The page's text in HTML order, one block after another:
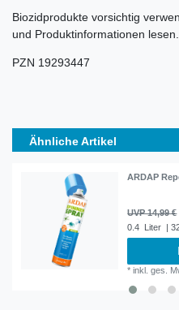
Biozidprodukte vorsichtig
und Produktinformationen lesen.
PZN 19293447
Ähnliche Artikel
ARDAP
UVP 14,99 €
0.4 Liter |
*inkl. ges.